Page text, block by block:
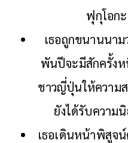
ฟุกุโอก
เธอถูกขนานนา
พันปีจะมีสักครั้งห
ชาวญี่ปุ่นให้ความ
ยังได้รับความ
เธอเดินหน้าพิสูจ